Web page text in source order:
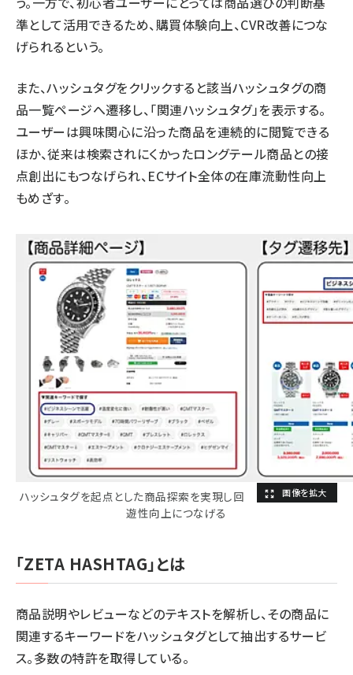
準として活用できるため、購買体験向上、CVR改善につな
げられるという。
また、ハッシュタグをクリックすると該当ハッシュタグの商
品一覧ページへ遷移し、「関連ハッシュタグ」を表示する。
ユーザーは興味関心に沿った商品を連続的に閲覧できる
ほか、従来は検索されにくかったロングテール商品との接
点創出にもつなげられ、ECサイト全体の在庫流動性向上
もめざす。
ハッシュタグを起点とした商品探索を実現し回
遊性向上につなげる
「ZETA HASHTAG」とは
商品説明やレビューなどのテキストを解析し、その商品に
関連するキーワードをハッシュタグとして抽出するサービ
ス。多数の特許を取得している。